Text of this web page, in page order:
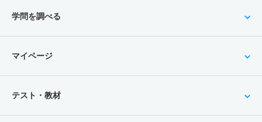
学問を調べる
マイページ
テスト・教材